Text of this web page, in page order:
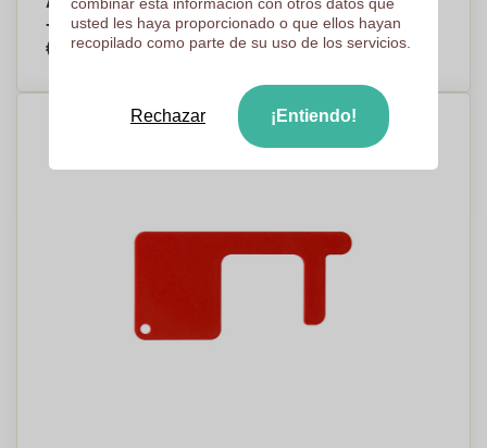
- Santurdejo
€2,43 Por pieza, base en 500 piezas
usted les haya proporcionado o que ellos hayan
recopilado como parte de su uso de los servicios.
Rechazar ¡Entiendo!